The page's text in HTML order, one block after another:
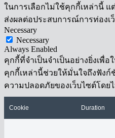
ในการเลือกไม่ใช้คุกกี้เหล่านี้ แ
ส่งผลต่อประสบการณ์การท่อง
Necessary
Necessary
Always Enabled
คุกกี้ที่จำเป็นจำเป็นอย่างยิ่งเพื่อ
คุกกี้เหล่านี้ช่วยให้มั่นใจถึงฟั
ความปลอดภัยของเว็บไซต์โดย
Cookie Duration